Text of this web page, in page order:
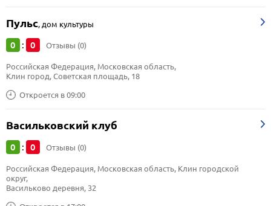
Пульс, дом культуры
0 : 0 Отзывы (0)
Откроется в 09:00
Российская Федерация, Московская область,
Клин город, Советская площадь, 18
Васильковский клуб
0 : 0 Отзывы (0)
Российская Федерация, Московская область, Клин городской
округ,
Васильково деревня, 32